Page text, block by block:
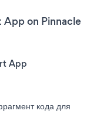
App on Pinnacle
App
кода для